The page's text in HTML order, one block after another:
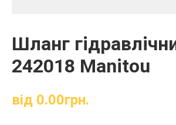
Шланг
242018 Manitou
від 0.00грн.